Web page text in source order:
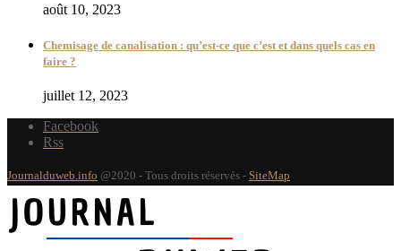
août 10, 2023
Chemisage de canalisation : qu’est-ce que c’est et dans quels cas en
faire ?
juillet 12, 2023
Facebook
Rss
Journalduweb.info @2020 - Tous droits réservés - SiteMap